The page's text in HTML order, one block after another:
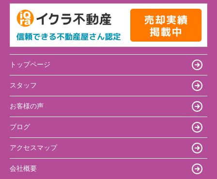
トップページ
スタッフ
お客様の声
ブログ
アクセスマップ
会社概要